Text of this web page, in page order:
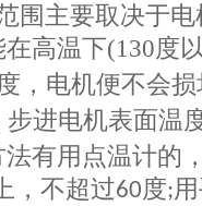
围主要取决于
高温下(130度
，电机便不会
进电机表面温
有用点温计的
，不超过60度;